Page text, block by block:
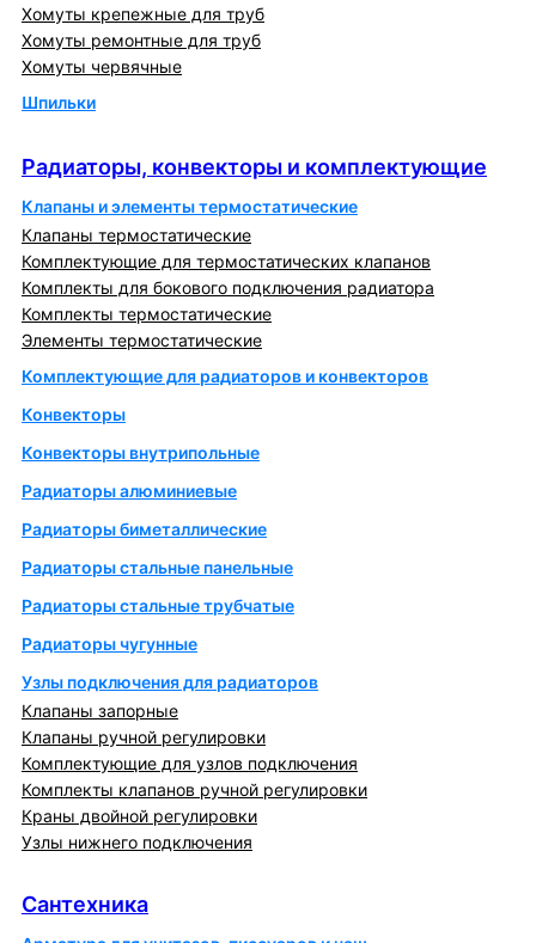
Хомуты крепежные для труб
Хомуты ремонтные для труб
Хомуты червячные
Шпильки
Радиаторы, конвекторы и комплектующие
Клапаны и элементы термостатические
Клапаны термостатические
Комплектующие для термостатических клапанов
Комплекты для бокового подключения радиатора
Комплекты термостатические
Элементы термостатические
Комплектующие для радиаторов и конвекторов
Конвекторы
Конвекторы внутрипольные
Радиаторы алюминиевые
Радиаторы биметаллические
Радиаторы стальные панельные
Радиаторы стальные трубчатые
Радиаторы чугунные
Узлы подключения для радиаторов
Клапаны запорные
Клапаны ручной регулировки
Комплектующие для узлов подключения
Комплекты клапанов ручной регулировки
Краны двойной регулировки
Узлы нижнего подключения
Сантехника